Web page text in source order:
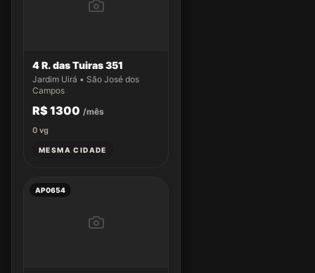
4 R. das Tuiras 351
Jardim Uirá • São José dos
Campos
R$ 1300 /mês
0 vg
MESMA CIDADE
AP0654